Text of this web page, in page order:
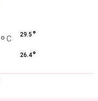
° C 29.5 °
26.4°